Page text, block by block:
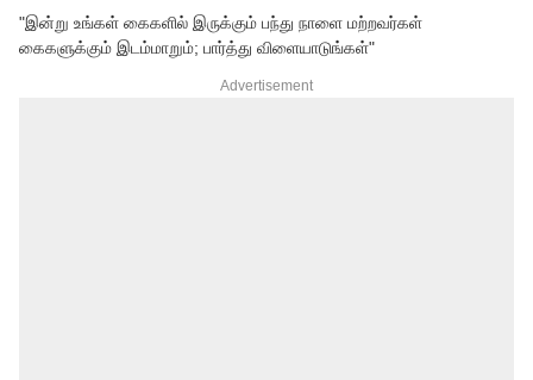
"இன்று உங்கள் கைகளில் இருக்கும் பந்து நாளை மற்றவர்கள்
கைகளுக்கும் இடம்மாறும்; பார்த்து விளையாடுங்கள்"
Advertisement